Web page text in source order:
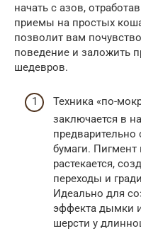
начать с азов,
приемы на простых
позволит вам
поведение и заложить
шедевров.
Техника «по-
заключается в
бумаги. Пигмент
растекается,
переходы и
Идеально для
эффекта дымки
шерсти у